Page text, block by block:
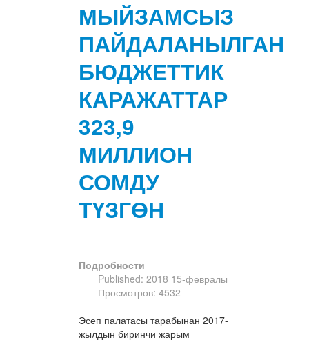
МЫЙЗАМСЫЗ
ПАЙДАЛАНЫЛГАН
БЮДЖЕТТИК
КАРАЖАТТАР
323,9
МИЛЛИОН
СОМДУ
ТҮЗГӨН
Подробности
Published: 2018 15-февралы
Просмотров: 4532
Эсеп палатасы тарабынан 2017-
жылдын биринчи жарым